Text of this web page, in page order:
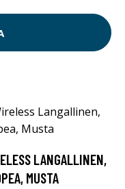
LANGALLINEN,
MUSTA